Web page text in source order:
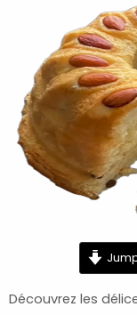
Découvrez les